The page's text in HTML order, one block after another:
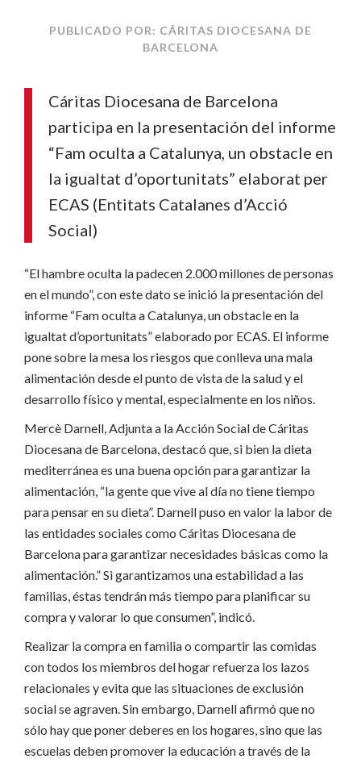
PUBLICADO POR: CÁRITAS DIOCESANA DE
BARCELONA
Cáritas Diocesana de Barcelona
participa en la presentación del informe
“Fam oculta a Catalunya, un obstacle en
la igualtat d’oportunitats” elaborat per
ECAS (Entitats Catalanes d’Acció
Social)
“El hambre oculta la padecen 2.000 millones de personas
en el mundo”, con este dato se inició la presentación del
informe “Fam oculta a Catalunya, un obstacle en la
igualtat d’oportunitats” elaborado por ECAS. El informe
pone sobre la mesa los riesgos que conlleva una mala
alimentación desde el punto de vista de la salud y el
desarrollo físico y mental, especialmente en los niños.
Mercè Darnell, Adjunta a la Acción Social de Cáritas
Diocesana de Barcelona, destacó que, si bien la dieta
mediterránea es una buena opción para garantizar la
alimentación, “la gente que vive al día no tiene tiempo
para pensar en su dieta”. Darnell puso en valor la labor de
las entidades sociales como Cáritas Diocesana de
Barcelona para garantizar necesidades básicas como la
alimentación.” Si garantizamos una estabilidad a las
familias, éstas tendrán más tiempo para planificar su
compra y valorar lo que consumen”, indicó.
Realizar la compra en familia o compartir las comidas
con todos los miembros del hogar refuerza los lazos
relacionales y evita que las situaciones de exclusión
social se agraven. Sin embargo, Darnell afirmó que no
sólo hay que poner deberes en los hogares, sino que las
escuelas deben promover la educación a través de la